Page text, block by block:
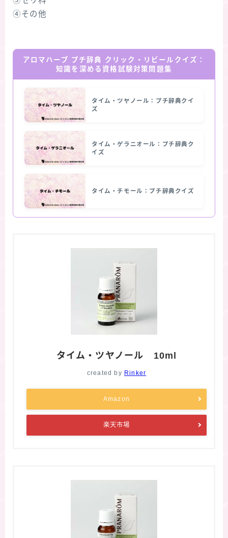
④その他
アロマハーブ プチ辞典 クリック・リビールクイズ：
知識を深める資格試験対策問題集
タイム・ツヤノール：プチ辞典クイ
ズ
タイム・ゲラニオール：プチ辞典ク
イズ
タイム・チモール：プチ辞典クイズ
タイム・ツヤノール 10ml
created by Rinker
Amazon
楽天市場